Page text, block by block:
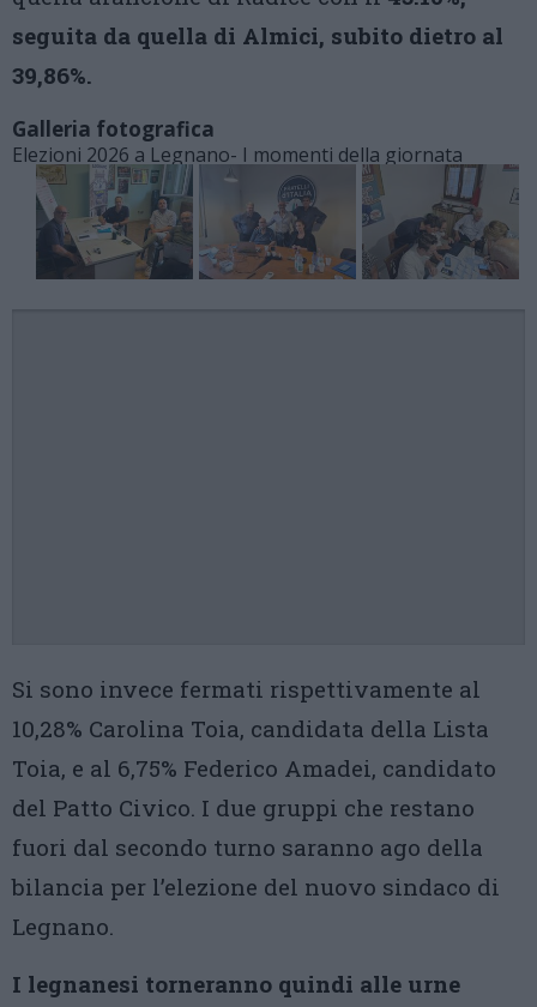
seguita da quella di Almici, subito dietro al
39,86%.
Galleria fotografica
Elezioni 2026 a Legnano- I momenti della giornata
Si sono invece fermati rispettivamente al
10,28% Carolina Toia, candidata della Lista
Toia, e al 6,75% Federico Amadei, candidato
del Patto Civico. I due gruppi che restano
fuori dal secondo turno saranno ago della
bilancia per l’elezione del nuovo sindaco di
Legnano.
I legnanesi torneranno quindi alle urne